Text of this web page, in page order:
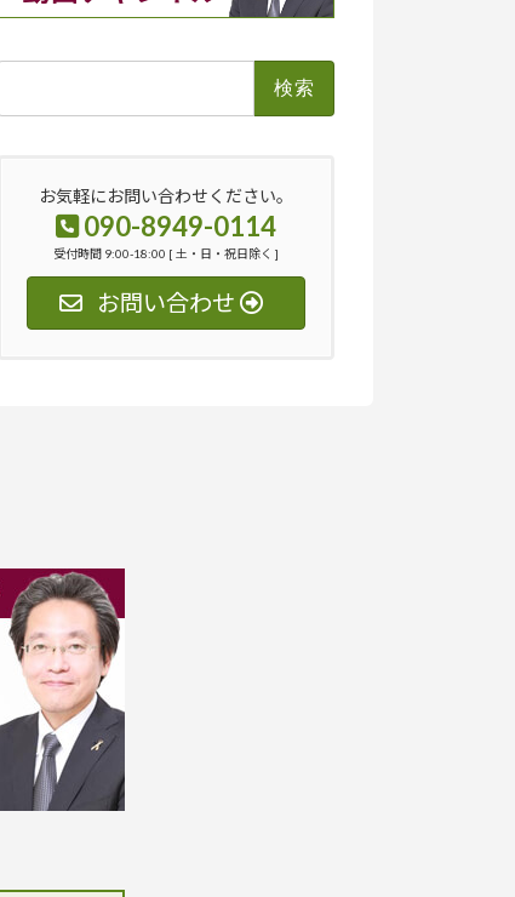
お気軽にお問い合わせください。
090-8949-0114
受付時間 9:00-18:00 [ 土・日・祝日除く ]
お問い合わせ